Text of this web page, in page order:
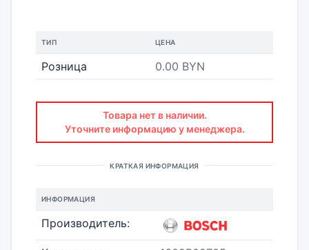
ТИП ЦЕНА
Розница 0.00 BYN
Товара нет в наличии.
Уточните информацию у менеджера.
КРАТКАЯ ИНФОРМАЦИЯ
ИНФОРМАЦИЯ
Производитель: